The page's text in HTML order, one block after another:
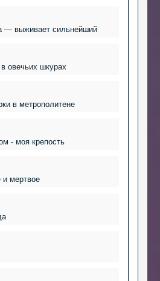
— выживает сильнейший
овечьих шкурах
в метрополитене
- моя крепость
мертвое